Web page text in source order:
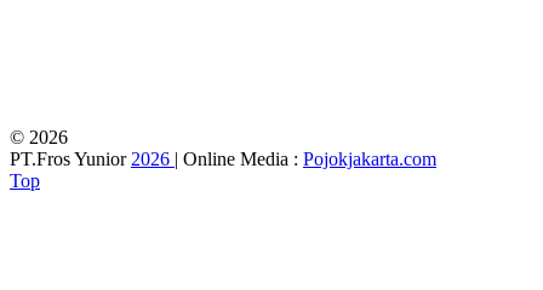
© 2026
PT.Fros Yunior 2026 | Online Media : Pojokjakarta.com
Top